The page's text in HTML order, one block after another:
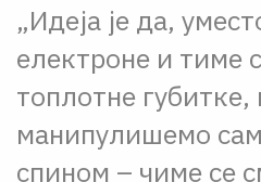
„Идеја је да,
електроне и тиме
топлотне
манипулишемо
спином – чиме се